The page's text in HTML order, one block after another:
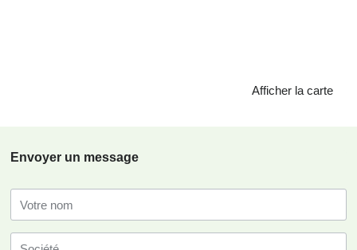
Afficher la carte
Envoyer un message